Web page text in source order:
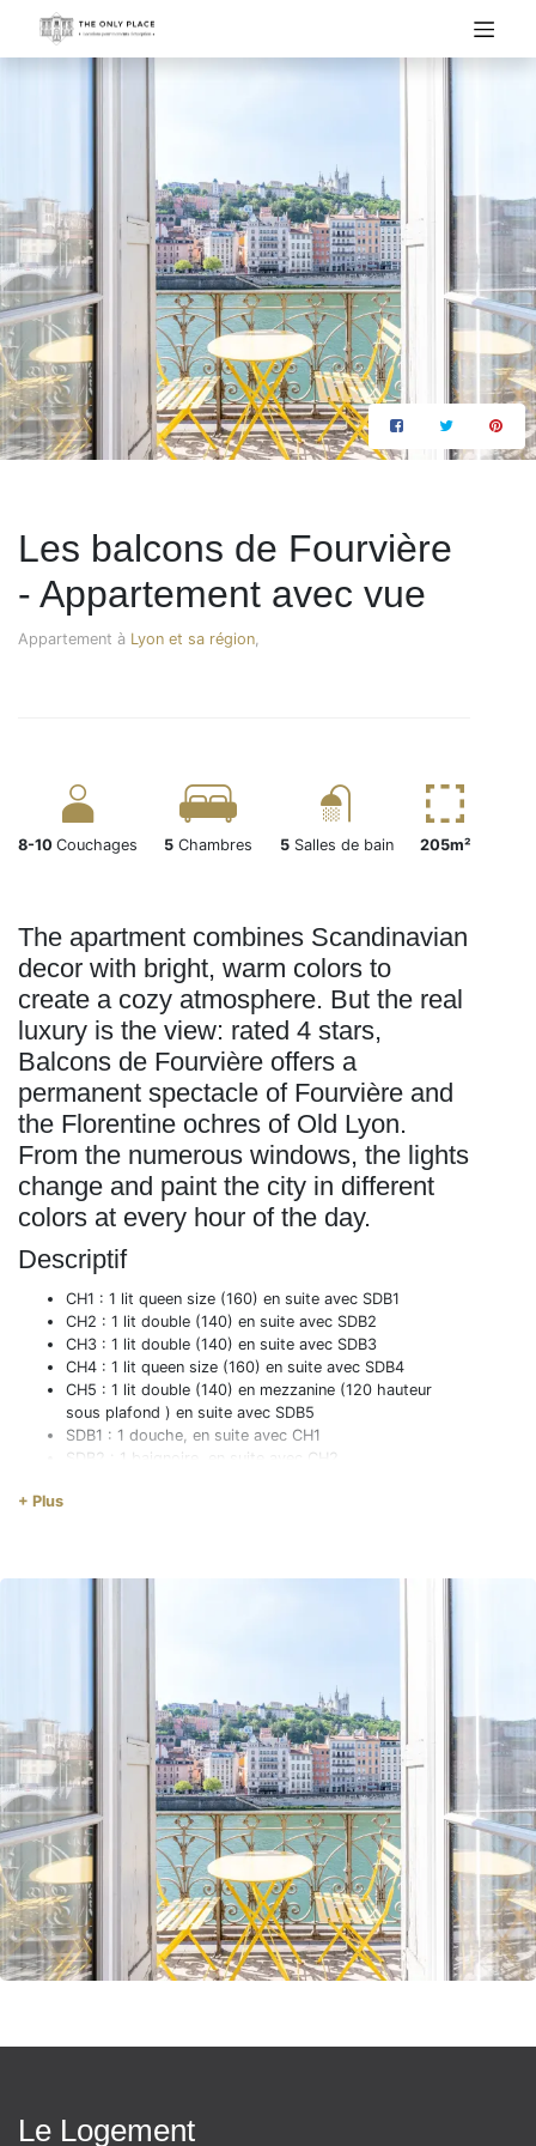
Les balcons de Fourvière
- Appartement avec vue
Appartement à Lyon et sa région,
8-10 Couchages 5 Chambres 5Salles de bain 205m²
The apartment combines Scandinavian
decor with bright, warm colors to
create a cozy atmosphere. But the real
luxury is the view: rated 4 stars,
Balcons de Fourvière offers a
permanent spectacle of Fourvière and
the Florentine ochres of Old Lyon.
From the numerous windows, the lights
change and paint the city in different
colors at every hour of the day.
Descriptif
CH1 : 1 lit queen size (160) en suite avec SDB1
CH2 : 1 lit double (140) en suite avec SDB2
CH3 : 1 lit double (140) en suite avec SDB3
CH4 : 1 lit queen size (160) en suite avec SDB4
CH5 : 1 lit double (140) en mezzanine (120 hauteur
sous plafond ) en suite avec SDB5
SDB1 : 1 douche, en suite avec CH1
SDB2 : 1 baignoire, en suite avec CH2
2éme étage avec ascenseur jusqu'au 3ème étage
Piano pour joueurs confirmés
Cheminées hors service
Absence de garde corps sur les escaliers de la mezzanine
dans chambre 5
Nos propriétés sont toutes habitées par des familles, à mille
lieux des biens standardisés et aseptisés dédiés uniquement à
la location.
C'est ce qui nous permet de vous offrir des lieux rares,
chaleureux parfaitement équipés pour les grandes réunions et
les moments de bonheur.
En plein centre ville de Lyon, à quelques pas de la place
Bellecour, Ainay a su néanmoins conserver son esprit « village
+ Plus
Le Logement